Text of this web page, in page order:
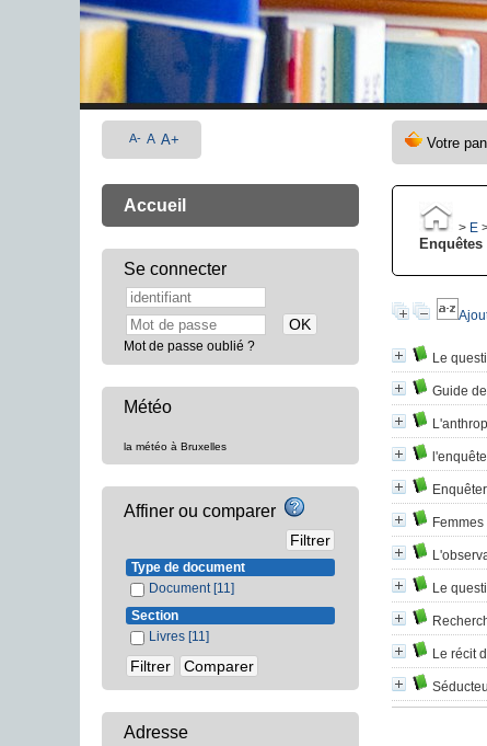
> E
Le
Guide
Le
Le récit
A- A A+
Accueil
Se connecter
Mot de passe oublié ?
Météo
la météo à Bruxelles
Affiner ou comparer
Type de document
Document [11]
Section
Livres [11]
Adresse